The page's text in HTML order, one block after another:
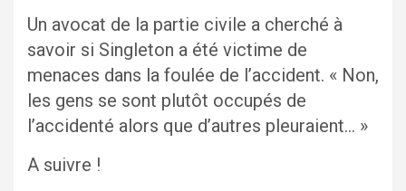
Un avocat de la partie civile a cherché à
savoir si Singleton a été victime de
menaces dans la foulée de l’accident. « Non,
les gens se sont plutôt occupés de
l’accidenté alors que d’autres pleuraient… »
A suivre !